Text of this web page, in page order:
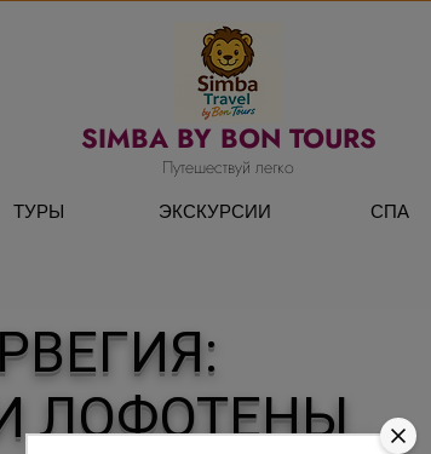
Путешествуй легко
SIMBA BY BON TOURS
ТУРЫ ЭКСКУРСИИ СПА
ЛОФОТЕНЫ